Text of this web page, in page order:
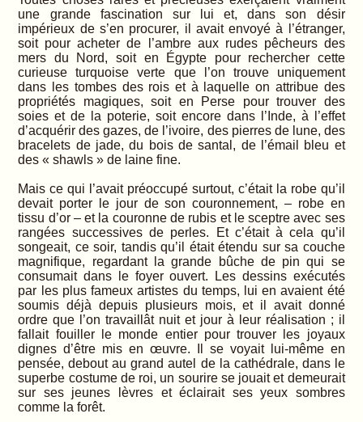
une grande fascination sur lui et, dans son désir
impérieux de s’en procurer, il avait envoyé à l’étranger,
soit pour acheter de l’ambre aux rudes pêcheurs des
mers du Nord, soit en Égypte pour rechercher cette
curieuse turquoise verte que l’on trouve uniquement
dans les tombes des rois et à laquelle on attribue des
propriétés magiques, soit en Perse pour trouver des
soies et de la poterie, soit encore dans l’Inde, à l’effet
d’acquérir des gazes, de l’ivoire, des pierres de lune, des
bracelets de jade, du bois de santal, de l’émail bleu et
des « shawls » de laine fine.
Mais ce qui l’avait préoccupé surtout, c’était la robe qu’il
devait porter le jour de son couronnement, – robe en
tissu d’or – et la couronne de rubis et le sceptre avec ses
rangées successives de perles. Et c’était à cela qu’il
songeait, ce soir, tandis qu’il était étendu sur sa couche
magnifique, regardant la grande bûche de pin qui se
consumait dans le foyer ouvert. Les dessins exécutés
par les plus fameux artistes du temps, lui en avaient été
soumis déjà depuis plusieurs mois, et il avait donné
ordre que l’on travaillât nuit et jour à leur réalisation ; il
fallait fouiller le monde entier pour trouver les joyaux
dignes d’être mis en œuvre. Il se voyait lui-même en
pensée, debout au grand autel de la cathédrale, dans le
superbe costume de roi, un sourire se jouait et demeurait
sur ses jeunes lèvres et éclairait ses yeux sombres
comme la forêt.